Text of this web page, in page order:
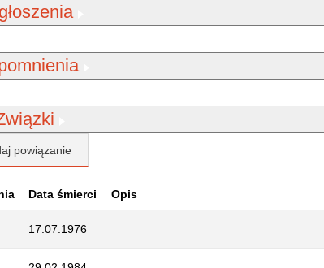
powiązanie
Data śmierci Opis
17.07.1976